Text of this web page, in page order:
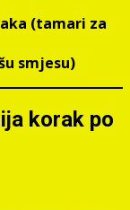
(tamari za
smjesu)
korak po